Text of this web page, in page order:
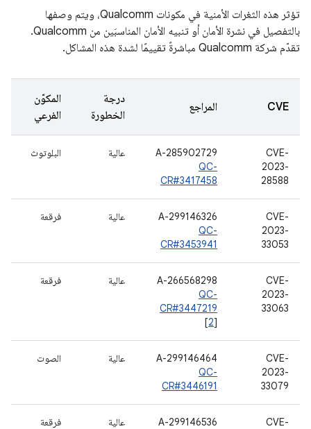
تؤثر هذه الثغرات الأمنية في مكونات Qualcomm، ويتم وصفها
بالتفصيل في نشرة الأمان أو تنبيه الأمان المناسبَين من Qualcomm.
تقدّم شركة Qualcomm مباشرةً تقييمًا لشدة هذه المشاكل.
CVE المراجع
درجة
الخطورة
المكوّن
الفرعي
CVE-
2023-
28588
A-285902729
QC-
CR#3417458
عالية البلوتوث
CVE-
2023-
33053
A-299146326
QC-
CR#3453941
عالية فرقعة
CVE-
2023-
33063
A-266568298
QC-
CR#3447219
[2]
عالية فرقعة
CVE-
2023-
33079
A-299146464
QC-
CR#3446191
عالية الصوت
CVE-
A-299146536
عالية فرقعة